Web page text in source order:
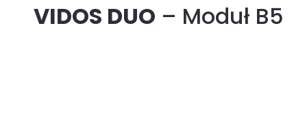
VIDOS DUO – Moduł B5